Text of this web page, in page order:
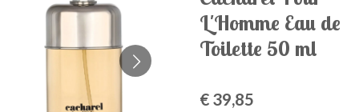
L'Homme Eau de
Toilette 50 ml
€ 39,85